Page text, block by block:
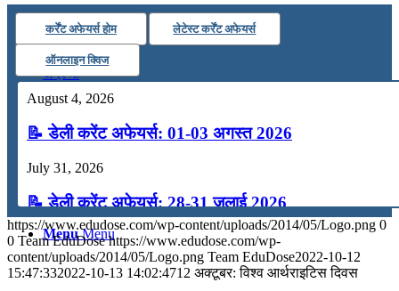
कंप्यूटर
अंग्रेजी
मॉक टेस्ट
टुडेज जीके
Menu Menu
कर्रेंट अफेयर्स होम लेटेस्ट कर्रेंट अफेयर्स
ऑनलाइन क्विज
August 4, 2026
📝 डेली करेंट अफेयर्स: 01-03 अगस्त 2026
July 31, 2026
📝 डेली करेंट अफेयर्स: 28-31 जुलाई 2026
July 28, 2026
📝 डेली करेंट अफेयर्स: 25-27 जुलाई 2026
https://www.edudose.com/wp-content/uploads/2014/05/Logo.png 0
0 Team EduDose https://www.edudose.com/wp-
content/uploads/2014/05/Logo.png Team EduDose2022-10-12
15:47:332022-10-13 14:02:4712 अक्टूबर: विश्व आर्थराइटिस दिवस